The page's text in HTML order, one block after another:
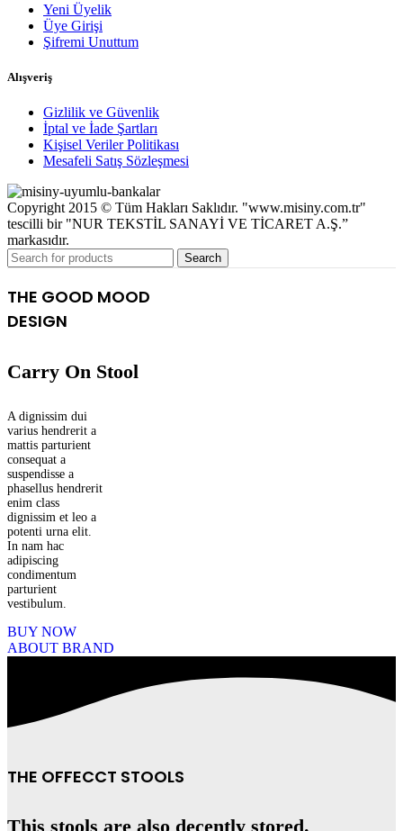
Yeni Üyelik
Üye Girişi
Şifremi Unuttum
Alışveriş
Gizlilik ve Güvenlik
İptal ve İade Şartları
Kişisel Veriler Politikası
Mesafeli Satış Sözleşmesi
Copyright 2015 © Tüm Hakları Saklıdır. "www.misiny.com.tr"
tescilli bir "NUR TEKSTİL SANAYİ VE TİCARET A.Ş.”
markasıdır.
Search
THE GOOD MOOD
DESIGN
Carry On Stool
A dignissim dui
varius hendrerit a
mattis parturient
consequat a
suspendisse a
phasellus hendrerit
enim class
dignissim et leo a
potenti urna elit.
In nam hac
adipiscing
condimentum
parturient
vestibulum.
BUY NOW
ABOUT BRAND
THE OFFECCT STOOLS
This stools are also decently stored.